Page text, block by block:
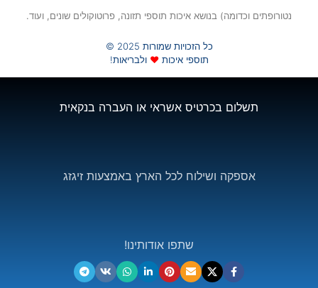
נטורופתים וכדומה) בנושא איכות תוספי תזונה, פרוטוקולים שונים, ועוד.
כל הזכויות שמורות 2025 ©
תוספי איכות❤ ולבריאות!
תשלום בכרטיס אשראי או העברה בנקאית
אספקה ושילוח לכל הארץ באמצעות זיגזג
שתפו אודותינו!